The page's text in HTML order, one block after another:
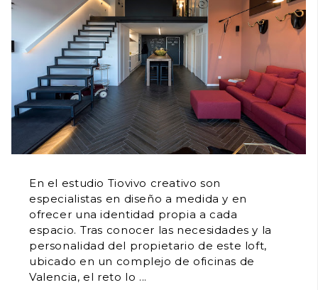
En el estudio Tiovivo creativo son
especialistas en diseño a medida y en
ofrecer una identidad propia a cada
espacio. Tras conocer las necesidades y la
personalidad del propietario de este loft,
ubicado en un complejo de oficinas de
Valencia, el reto lo